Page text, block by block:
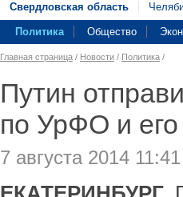
Свердловская область
Политика Общество
Главная страница / Новости / Политика /
Путин
по УрФО и его
7 августа 2014 11:41